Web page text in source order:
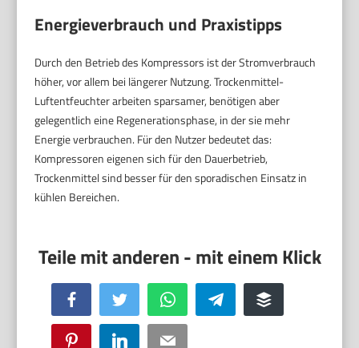
Energieverbrauch und Praxistipps
Durch den Betrieb des Kompressors ist der Stromverbrauch
höher, vor allem bei längerer Nutzung. Trockenmittel-
Luftentfeuchter arbeiten sparsamer, benötigen aber
gelegentlich eine Regenerationsphase, in der sie mehr
Energie verbrauchen. Für den Nutzer bedeutet das:
Kompressoren eigenen sich für den Dauerbetrieb,
Trockenmittel sind besser für den sporadischen Einsatz in
kühlen Bereichen.
Facebook Twitter WhatsApp Telegram Buffer
Pinterest LinkedIn Email